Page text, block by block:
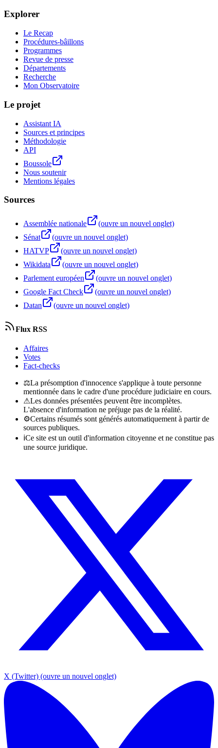
Explorer
Le Recap
Procédures-bâillons
Programmes
Revue de presse
Départements
Recherche
Mon Observatoire
Le projet
Assistant IA
Sources et principes
Méthodologie
API
Boussole
Nous soutenir
Mentions légales
Sources
Assemblée nationale
(ouvre un nouvel onglet)
Sénat
(ouvre un nouvel onglet)
HATVP
(ouvre un nouvel onglet)
Wikidata
(ouvre un nouvel onglet)
Parlement européen
(ouvre un nouvel onglet)
Google Fact Check
(ouvre un nouvel onglet)
Datan
(ouvre un nouvel onglet)
Flux RSS
Affaires
Votes
Fact-checks
⚖La présomption d'innocence s'applique à toute personne
mentionnée dans le cadre d'une procédure judiciaire en cours.
⚠Les données présentées peuvent être incomplètes.
L'absence d'information ne préjuge pas de la réalité.
⚙Certains résumés sont générés automatiquement à partir de
sources publiques.
ℹCe site est un outil d'information citoyenne et ne constitue pas
une source juridique.
X (Twitter) (ouvre un nouvel onglet)